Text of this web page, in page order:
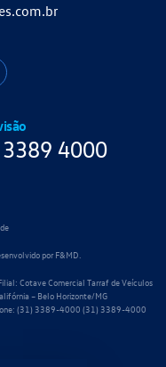
3389 4000
por F&MD.
Cotave Comercial Tarraf de Veículos
– Belo Horizonte/MG
(31) 3389-4000 (31) 3389-4000